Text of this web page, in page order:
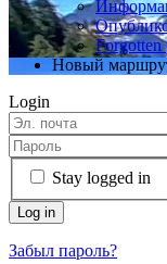
Forgotten
Новый
Login
Stay logged in
Забыл пароль?